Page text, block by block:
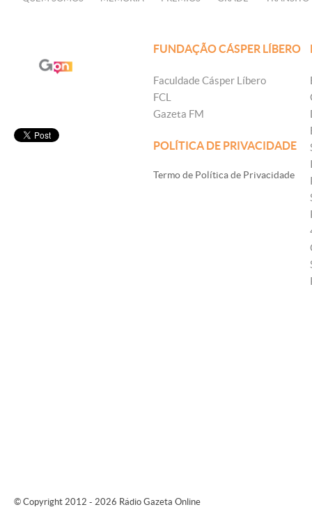
FUNDAÇÃO CÁSPER LÍBERO
Faculdade Cásper Líbero
FCL
Gazeta FM
POLÍTICA DE PRIVACIDADE
Termo de Política de Privacidade
© Copyright 2012 - 2026 Rádio Gazeta Online